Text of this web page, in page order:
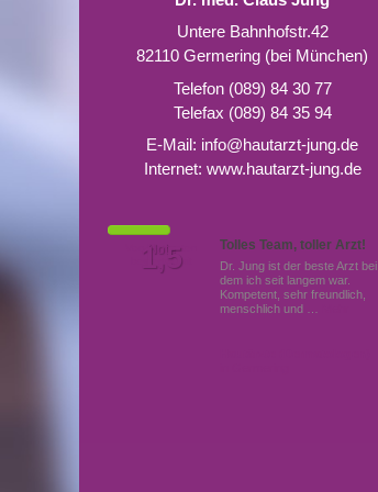
Untere Bahnhofstr.42
82110 Germering (bei München)
Telefon (089) 84 30 77
Telefax (089) 84 35 94
E-Mail: info@hautarzt-jung.de
Internet: www.hautarzt-jung.de
Tolles Team, toller Arzt!
Dr. Jung ist der beste Arzt bei
dem ich seit langem war.
Kompetent, sehr freundlich,
menschlich und …
Von Patienten
bewertet mit
Note
1,5